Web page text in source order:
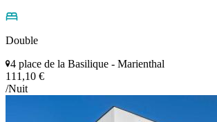
Double
4 place de la Basilique - Marienthal
111,10 €
/Nuit